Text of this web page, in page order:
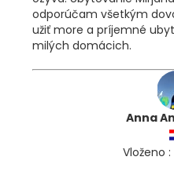
odporúčam všetkým
užiť more a príjemné
milých domácich.
Anna
Vloženo :